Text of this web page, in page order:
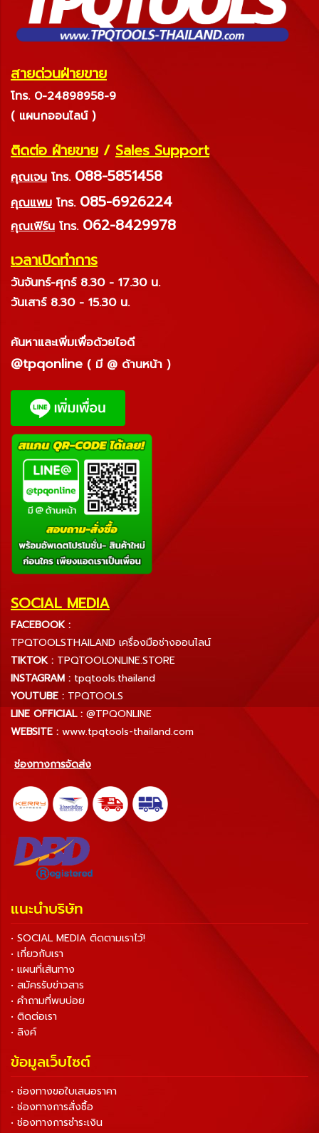
สายด่วนฝ่ายขาย
โทร. 0-24898958-9
( แผนกออนไลน์ )
ติดต่อ ฝ่ายขาย / Sales Support
คุณเจน โทร. 088-5851458
คุณแพม โทร. 085-6926224
คุณเฟิร์น โทร. 062-8429978
เวลาเปิดทำการ
วันจันทร์-ศุกร์ 8.30 - 17.30 น.
วันเสาร์ 8.30 - 15.30 น.
ค้นหาและเพิ่มเพื่อด้วยไอดี
@tpqonline ( มี @ ด้านหน้า )
SOCIAL MEDIA
FACEBOOK :
TPQTOOLSTHAILAND เครื่องมือช่างออนไลน์
TIKTOK : TPQTOOLONLINE.STORE
INSTAGRAM : tpqtools.thailand
YOUTUBE : TPQTOOLS
LINE OFFICIAL : @TPQONLINE
WEBSITE : www.tpqtools-thailand.com
ช่องทางการจัดส่ง
แนะนำบริษัท
• SOCIAL MEDIA ติดตามเราไว้!
• เกี่ยวกับเรา
• แผนที่เส้นทาง
• สมัครรับข่าวสาร
• คำถามที่พบบ่อย
• ติดต่อเรา
• ลิงค์
ข้อมูลเว็บไซต์
• ช่องทางขอใบเสนอราคา
• ช่องทางการสั่งซื้อ
• ช่องทางการชำระเงิน